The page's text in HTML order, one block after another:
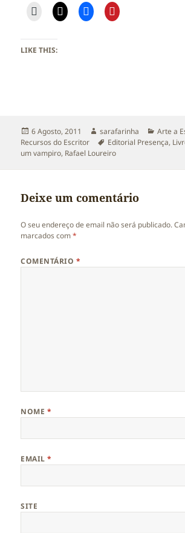
LIKE THIS:
Publicado
a
6 Agosto, 2011 Autor
sarafarinha Arte a
Recursos do Escritor
Etiquetas
Editorial Presença,
um vampiro, Rafael Loureiro
Deixe um comentário
O seu endereço de email não será publicado.
marcados com*
COMENTÁRIO *
NOME *
EMAIL*
SITE